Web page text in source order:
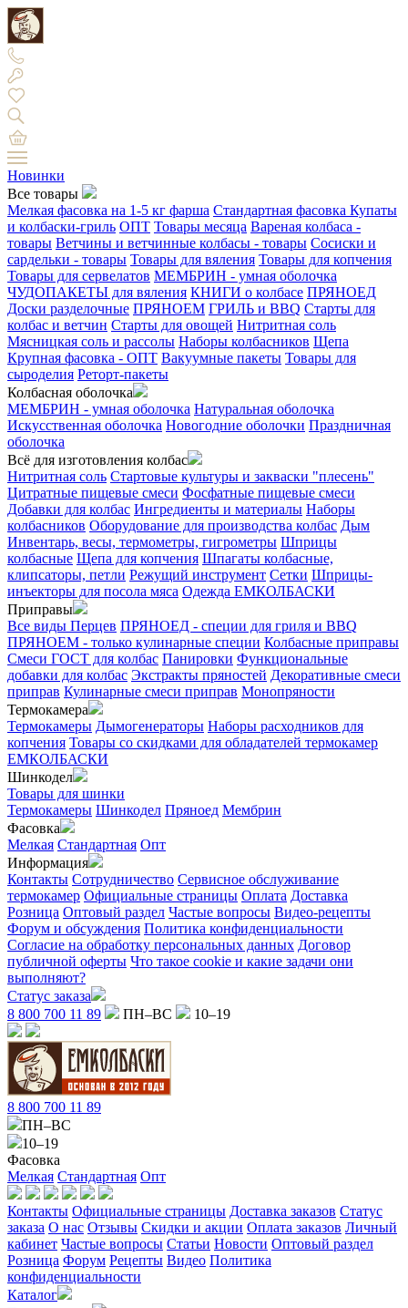
Новинки
Все товары
Мелкая фасовка на 1-5 кг фарша Стандартная фасовка Купаты
и колбаски-гриль ОПТ Товары месяца Вареная колбаса -
товары Ветчины и ветчинные колбасы - товары Сосиски и
сардельки - товары Товары для вяления Товары для копчения
Товары для сервелатов МЕМБРИН - умная оболочка
ЧУДОПАКЕТЫ для вяления КНИГИ о колбасе ПРЯНОЕД
Доски разделочные ПРЯНОЕМ ГРИЛЬ и BBQ Старты для
колбас и ветчин Старты для овощей Нитритная соль
Мясницкая соль и рассолы Наборы колбасников Щепа
Крупная фасовка - ОПТ Вакуумные пакеты Товары для
сыроделия Реторт-пакеты
Колбасная оболочка
МЕМБРИН - умная оболочка Натуральная оболочка
Искусственная оболочка Новогодние оболочки Праздничная
оболочка
Всё для изготовления колбас
Нитритная соль Стартовые культуры и закваски "плесень"
Цитратные пищевые смеси Фосфатные пищевые смеси
Добавки для колбас Ингредиенты и материалы Наборы
колбасников Оборудование для производства колбас Дым
Инвентарь, весы, термометры, гигрометры Шприцы
колбасные Щепа для копчения Шпагаты колбасные,
клипсаторы, петли Режущий инструмент Сетки Шприцы-
инъекторы для посола мяса Одежда ЕМКОЛБАСКИ
Приправы
Все виды Перцев ПРЯНОЕД - специи для гриля и BBQ
ПРЯНОЕМ - только кулинарные специи Колбасные приправы
Смеси ГОСТ для колбас Панировки Функциональные
добавки для колбас Экстракты пряностей Декоративные смеси
приправ Кулинарные смеси приправ Монопряности
Термокамера
Термокамеры Дымогенераторы Наборы расходников для
копчения Товары со скидками для обладателей термокамер
ЕМКОЛБАСКИ
Шинкодел
Товары для шинки
Термокамеры Шинкодел Пряноед Мембрин
Фасовка
Мелкая Стандартная Опт
Информация
Контакты Сотрудничество Сервисное обслуживание
термокамер Официальные страницы Оплата Доставка
Розница Оптовый раздел Частые вопросы Видео-рецепты
Форум и обсуждения Политика конфиденциальности
Согласие на обработку персональных данных Договор
публичной оферты Что такое cookie и какие задачи они
выполняют?
Статус заказа
8 800 700 11 89
ПН–ВС 10–19
8 800 700 11 89
ПН–ВС
10–19
Фасовка
Мелкая Стандартная Опт
Контакты Официальные страницы Доставка заказов Статус
заказа О нас Отзывы Скидки и акции Оплата заказов Личный
кабинет Частые вопросы Статьи Новости Оптовый раздел
Розница Форум Рецепты Видео Политика
конфиденциальности
Каталог